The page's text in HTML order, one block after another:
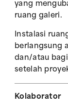
yang
ruang galeri.
Instalasi
berlangsung
dan/atau
setelah
Kolaborator